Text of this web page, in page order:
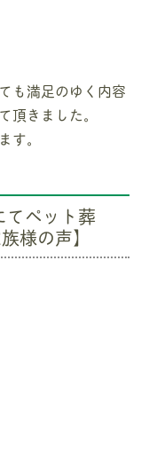
も満足のゆく内容
頂きました。
。
ペット葬
様の声】